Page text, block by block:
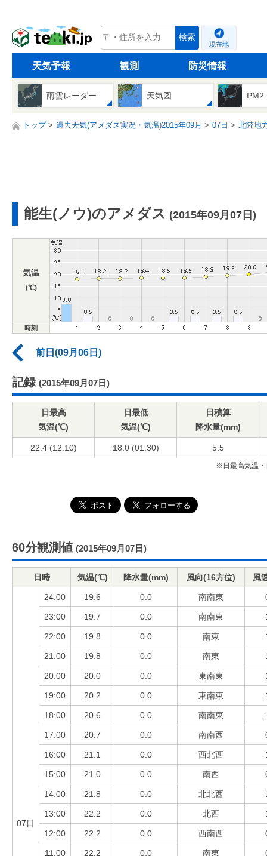
tenki.jp 検索
現在地
天気予報 観測 防災情報
雨雲レーダー 天気図
トップ 過去天気(アメダス実況・気温)2015年09月 07日 北陸地
能生(ノウ)のアメダス (2015年09月07日)
気温
(℃)
時刻
前日(09月06日)
記録 (2015年09月07日)
日最高
気温(℃)
日最低
気温(℃)
日積算
降水量(mm)
22.4 (12:10) 18.0 (01:30) 5.5
※日最高気温・
60分観測値 (2015年09月07日)
日時 気温(℃) 降水量(mm) 風向(16方位) 風
07日
24:00 19.6 0.0 南南東
23:00 19.7 0.0 南南東
22:00 19.8 0.0 南東
21:00 19.8 0.0 南東
20:00 20.0 0.0 東南東
19:00 20.2 0.0 東南東
18:00 20.6 0.0 南南東
17:00 20.7 0.0 南南西
16:00 21.1 0.0 西北西
15:00 21.0 0.0 南西
14:00 21.8 0.0 北北西
13:00 22.2 0.0 北西
12:00 22.2 0.0 西南西
11:00 22.2 0.0 南東